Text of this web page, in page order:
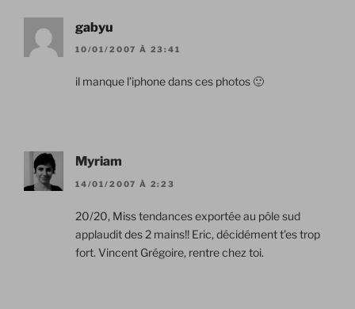
gabyu
10/01/2007 À 23:41
il manque l’iphone dans ces photos 🙂
Myriam
14/01/2007 À 2:23
20/20, Miss tendances exportée au pôle sud
applaudit des 2 mains!! Eric, décidément t’es trop
fort. Vincent Grégoire, rentre chez toi.